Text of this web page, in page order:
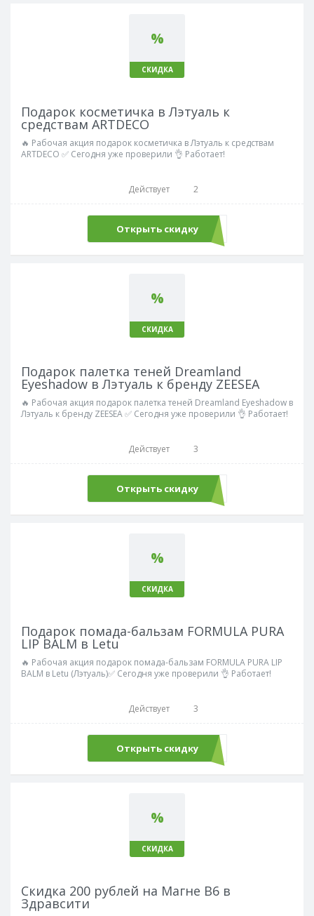
%
СКИДКА
Подарок косметичка в Лэтуаль к
средствам ARTDECO
🔥 Рабочая акция подарок косметичка в Лэтуаль к средствам
ARTDECO ✅ Сегодня уже проверили 👌 Работает!
Действует 2
Открыть скидку
%
СКИДКА
Подарок палетка теней Dreamland
Eyeshadow в Лэтуаль к бренду ZEESEA
🔥 Рабочая акция подарок палетка теней Dreamland Eyeshadow в
Лэтуаль к бренду ZEESEA ✅ Сегодня уже проверили 👌 Работает!
Действует 3
Открыть скидку
%
СКИДКА
Подарок помада-бальзам FORMULA PURA
LIP BALM в Letu
🔥 Рабочая акция подарок помада-бальзам FORMULA PURA LIP
BALM в Letu (Лэтуаль)✅ Сегодня уже проверили 👌 Работает!
Действует 3
Открыть скидку
%
СКИДКА
Скидка 200 рублей на Магне В6 в
Здравсити